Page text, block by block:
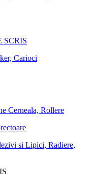
SCRIS
Carioci
Cerneala, Rollere
si Lipici, Radiere,